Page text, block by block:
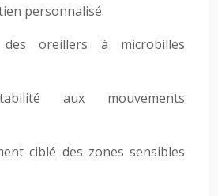
personnalisé.
des oreillers à microbilles
aux mouvements
ciblé des zones sensibles